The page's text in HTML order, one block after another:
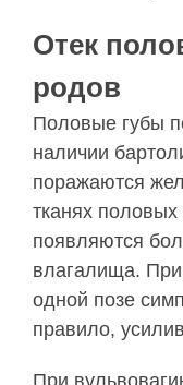
Отек
родов
Половые губы
наличии
поражаются
тканях
появляются
влагалища.
одной позе
правило,